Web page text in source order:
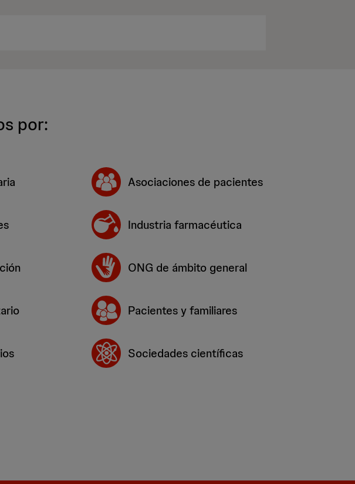
por:
Asociaciones de pacientes
Industria farmacéutica
ONG de ámbito general
Pacientes y familiares
Sociedades científicas